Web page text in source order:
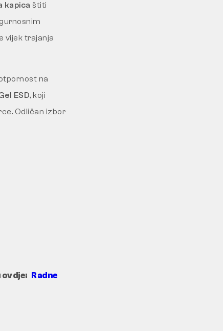
kapica štiti
vijek trajanja
na
ESD, koji
Odličan izbor
Radne